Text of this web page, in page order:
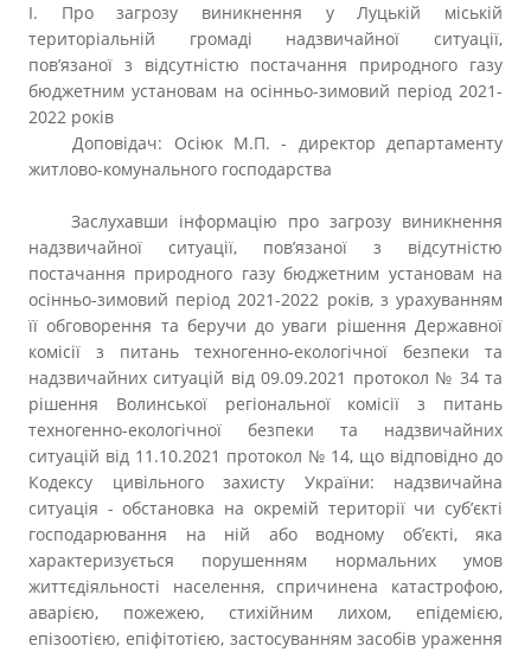
І. Про загрозу виникнення у Луцькій міській
територіальній громаді надзвичайної ситуації,
пов’язаної з відсутністю постачання природного газу
бюджетним установам на осінньо-зимовий період 2021-
2022 років
Доповідач: Осіюк М.П. - директор департаменту
житлово-комунального господарства
Заслухавши інформацію про загрозу виникнення
надзвичайної ситуації, пов’язаної з відсутністю
постачання природного газу бюджетним установам на
осінньо-зимовий період 2021-2022 років, з урахуванням
її обговорення та беручи до уваги рішення Державної
комісії з питань техногенно-екологічної безпеки та
надзвичайних ситуацій від 09.09.2021 протокол № 34 та
рішення Волинської регіональної комісії з питань
техногенно-екологічної безпеки та надзвичайних
ситуацій від 11.10.2021 протокол № 14, що відповідно до
Кодексу цивільного захисту України: надзвичайна
ситуація - обстановка на окремій території чи суб’єкті
господарювання на ній або водному об’єкті, яка
характеризується порушенням нормальних умов
життєдіяльності населення, спричинена катастрофою,
аварією, пожежею, стихійним лихом, епідемією,
епізоотією, епіфітотією, застосуванням засобів ураження